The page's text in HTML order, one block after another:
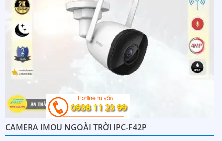
CAMERA IMOU NGOÀI TRỜI IPC-F42P